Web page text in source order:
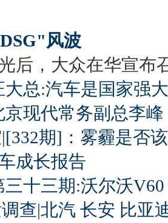
风波
后，大众在华宣布
大总:汽车是国家强
京现代常务副总李峰
|[332期]：雾霾是否
成长报告
三十三期:沃尔沃
查|北汽 长安 比亚